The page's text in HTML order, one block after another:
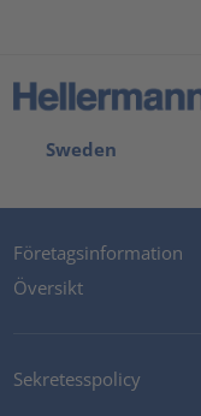
Sweden
Företagsinformation
Översikt
Sekretesspolicy